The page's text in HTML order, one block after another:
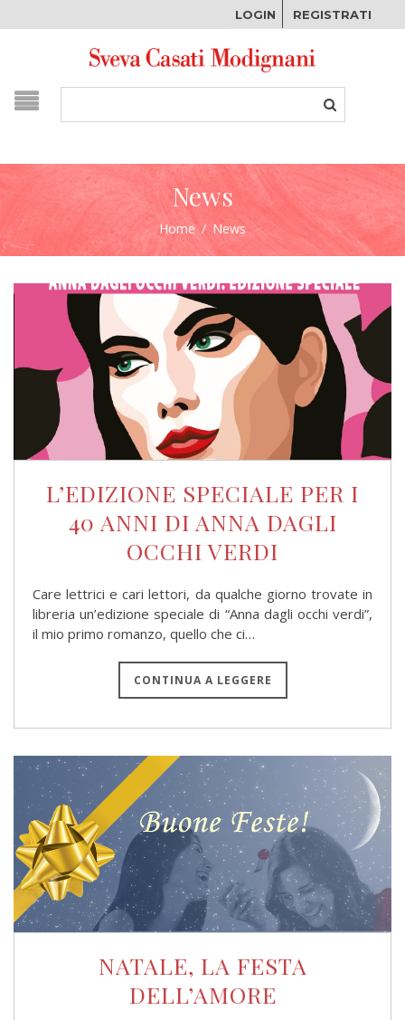
LOGIN REGISTRATI
News
Home / News
L’EDIZIONE SPECIALE PER I
40 ANNI DI ANNA DAGLI
OCCHI VERDI
Care lettrici e cari lettori, da qualche giorno trovate in
libreria un’edizione speciale di “Anna dagli occhi verdi”,
il mio primo romanzo, quello che ci…
CONTINUA A LEGGERE
NATALE, LA FESTA
DELL’AMORE